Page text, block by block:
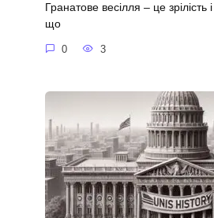
Гранатове весілля – це зрілість
що
0 3